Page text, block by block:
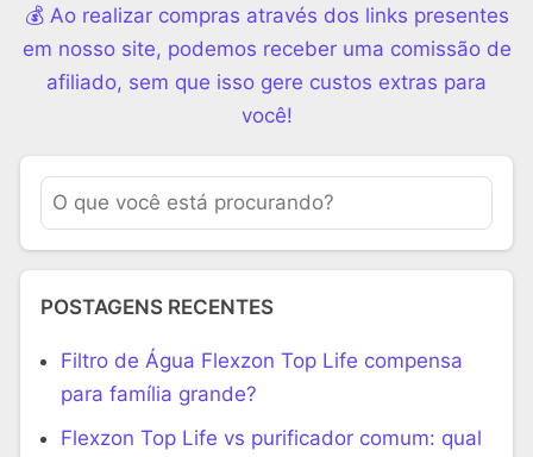
💰 Ao realizar compras através dos links presentes
em nosso site, podemos receber uma comissão de
afiliado, sem que isso gere custos extras para
você!
POSTAGENS RECENTES
Filtro de Água Flexzon Top Life compensa
para família grande?
Flexzon Top Life vs purificador comum: qual